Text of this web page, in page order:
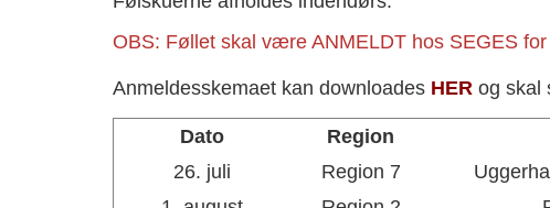
OBS: Føllet skal være ANMELDT hos SEGES
Anmeldesskemaet kan downloades HER og skal
Dato Region
26. juli
Region 7